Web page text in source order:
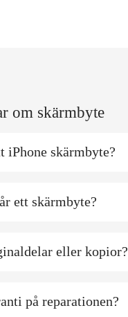
om skärmbyte
iPhone skärmbyte?
ett skärmbyte?
eller kopior?
på reparationen?